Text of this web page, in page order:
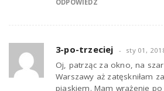
ODPOWIEDZ
3-po-trzeciej sty 01,
Oj, patrząc za okno, na
Warszawy aż zatęskniłam
piaskiem. Mam wrażenie